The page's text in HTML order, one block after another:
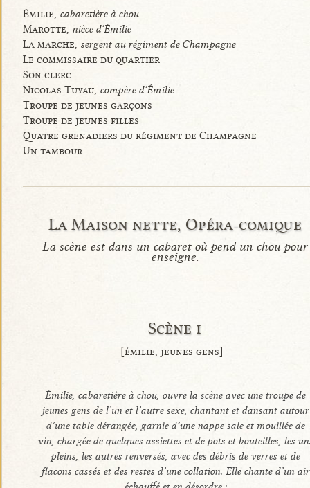
Émilie, cabaretière à chou
Marotte, nièce d’Émilie
La marche, sergent au régiment de Champagne
Le commissaire du quartier
Son clerc
Nicolas Tuyau, compère d’Émilie
Troupe de jeunes garçons
Troupe de jeunes filles
Quatre grenadiers du régiment de Champagne
Un tambour
La Maison nette, Opéra-comique
La scène est dans un cabaret où pend un chou pour
enseigne.
Scène i
[émilie, jeunes gens]
Émilie, cabaretière à chou, ouvre la scène avec une troupe de
jeunes gens de l’un et l’autre sexe, chantant et dansant autour
d’une table dérangée, garnie d’une nappe sale et mouillée de
vin, chargée de quelques assiettes et de pots et bouteilles, les
pleins, les autres renversés, avec des débris de verres et de
flacons cassés et des restes d’une collation. Elle chante d’un air